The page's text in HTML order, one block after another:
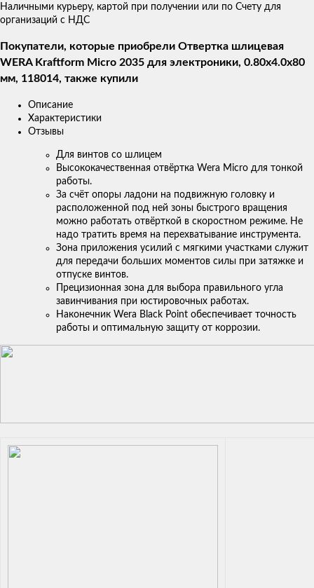
Наличными курьеру, картой при получении или по Счету для
организаций с НДС
Покупатели, которые приобрели Отвертка шлицевая
WERA Kraftform Micro 2035 для электроники, 0.80x4.0x80
мм, 118014, также купили
Описание
Характеристики
Отзывы
Для винтов со шлицем
Высококачественная отвёртка Wera Micro для тонкой
работы.
За счёт опоры ладони на подвижную головку и
расположенной под ней зоны быстрого вращения
можно работать отвёрткой в скоростном режиме. Не
надо тратить время на перехватывание инструмента.
Зона приложения усилий с мягкими участками служит
для передачи больших моментов силы при затяжке и
отпуске винтов.
Прецизионная зона для выбора правильного угла
завинчивания при юстировочных работах.
Наконечник Wera Black Point обеспечивает точность
работы и оптимальную защиту от коррозии.